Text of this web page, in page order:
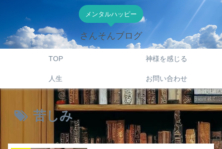
メンタルハッピー
さんそんブログ
TOP 神様を感じる
人生 お問い合わせ
苦しみ